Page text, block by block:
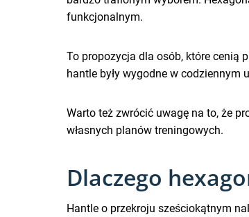
funkcjonalnym.
To propozycja dla osób, które cenią
hantle były wygodne w codziennym
Warto też zwrócić uwagę na to, że
własnych planów treningowych.
Dlaczego
Hantle o przekroju sześciokątnym